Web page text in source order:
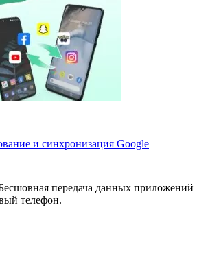
и синхронизация Google
передача данных приложений
телефон.